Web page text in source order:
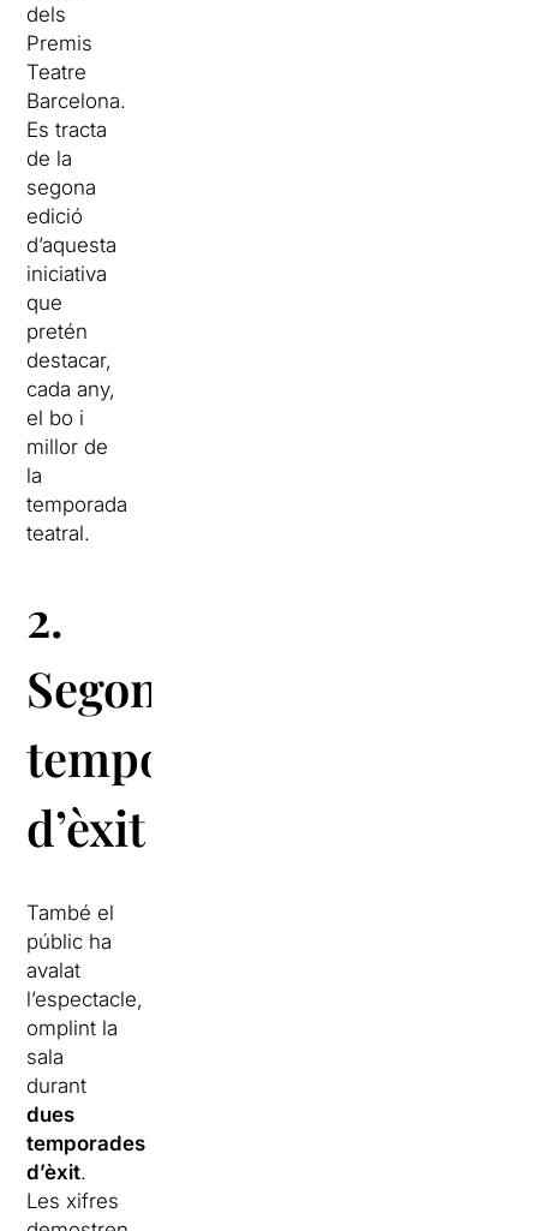
dels
Premis
Teatre
Barcelona.
Es tracta
de la
segona
edició
d’aquesta
iniciativa
que
pretén
destacar,
cada any,
el bo i
millor de
la
temporada
teatral.
2.
Segona
temporada
d’èxit
També el
públic ha
avalat
l’espectacle,
omplint la
sala
durant
dues
temporades
d’èxit.
Les xifres